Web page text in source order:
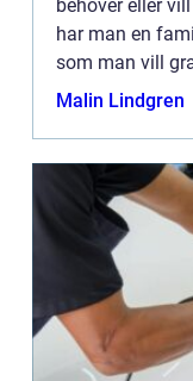
behöver eller
har man en
som man vill
har man en nära
Malin Lindgren